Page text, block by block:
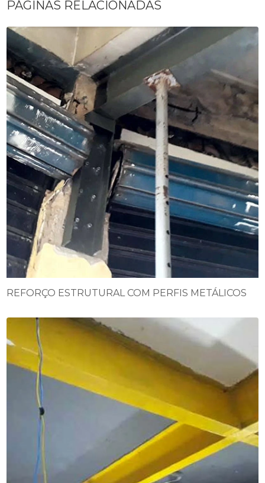
PÁGINAS RELACIONADAS
REFORÇO ESTRUTURAL COM PERFIS METÁLICOS